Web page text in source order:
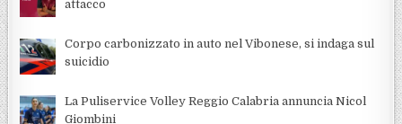
attacco
Corpo carbonizzato in auto nel Vibonese, si indaga sul
suicidio
La Puliservice Volley Reggio Calabria annuncia Nicol
Giombini